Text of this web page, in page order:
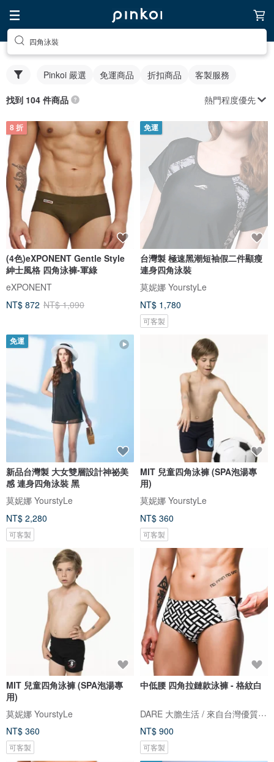
四角泳裝
Pinkoi 嚴選 免運商品 折扣商品 客製服務
找到 104 件商品 熱門程度優先
8 折
(4色)eXPONENT Gentle Style
紳士風格 四角泳褲-軍綠
eXPONENT
NT$ 872 NT$ 1,090
免運
台灣製 極速黑潮短袖假二件顯瘦
連身四角泳裝
莫妮娜 YourstyLe
NT$ 1,780
可客製
免運
新品台灣製 大女雙層設計神祕美
感 連身四角泳裝 黑
莫妮娜 YourstyLe
NT$ 2,280
可客製
MIT 兒童四角泳褲 (SPA泡湯專
用)
莫妮娜 YourstyLe
NT$ 360
可客製
MIT 兒童四角泳褲 (SPA泡湯專
用)
莫妮娜 YourstyLe
NT$ 360
可客製
中低腰 四角拉鏈款泳褲 - 格紋白
DARE 大膽生活 / 來自台灣優質男性內著
NT$ 900
可客製